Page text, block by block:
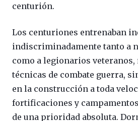
centurión.
Los centuriones entrenaban
indiscriminadamente tanto a
como a legionarios veteranos,
técnicas de combate guerra,
en la construcción a toda
fortificaciones y
de una prioridad absoluta.